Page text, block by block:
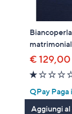
€ 129,00
QPay Paga
Aggiungi